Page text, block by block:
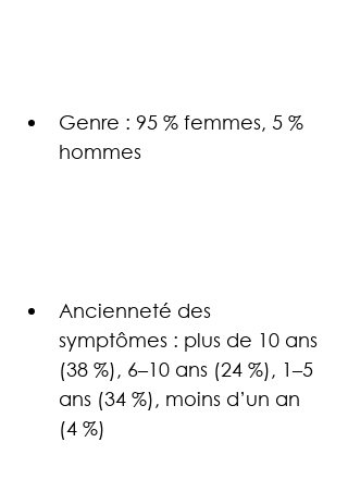
Genre : 95 % femmes, 5 %
hommes
Ancienneté des
symptômes : plus de 10 ans
(38 %), 6–10 ans (24 %), 1–5
ans (34 %), moins d’un an
(4 %)